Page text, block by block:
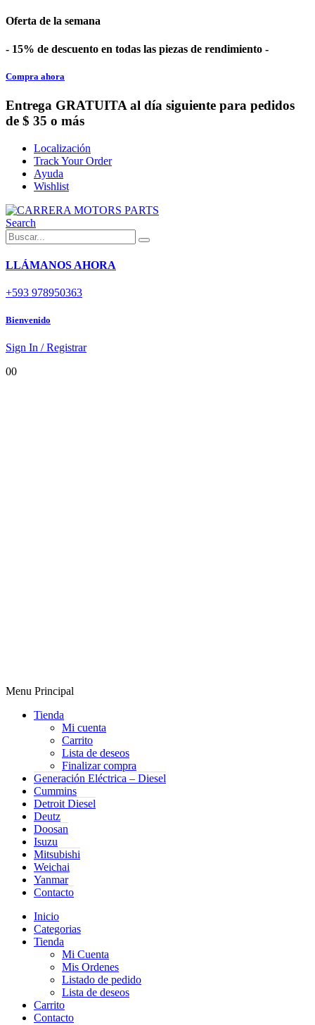
Oferta de la semana
- 15% de descuento en todas las piezas de rendimiento -
Compra ahora
Entrega GRATUITA al día siguiente para pedidos
de $ 35 o más
Localización
Track Your Order
Ayuda
Wishlist
Search
LLÁMANOS AHORA
+593 978950363
Bienvenido
Sign In / Registrar
00
Menu Principal
Tienda
Mi cuenta
Carrito
Lista de deseos
Finalizar compra
Generación Eléctrica – Diesel
Cummins
Detroit Diesel
Deutz
Doosan
Isuzu
Mitsubishi
Weichai
Yanmar
Contacto
Inicio
Categorias
Tienda
Mi Cuenta
Mis Ordenes
Listado de pedido
Lista de deseos
Carrito
Contacto